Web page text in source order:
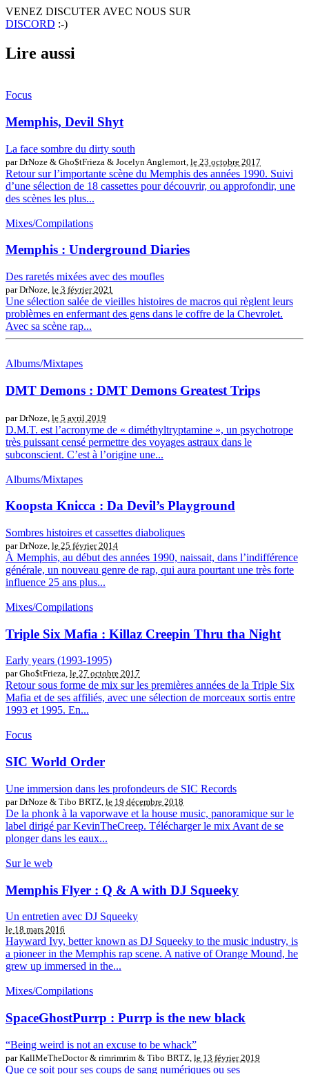
VENEZ DISCUTER AVEC NOUS SUR
DISCORD :-)
Lire aussi
Focus
Memphis, Devil Shyt
La face sombre du dirty south
par DrNoze & Gho$tFrieza & Jocelyn Anglemort, le 23 octobre 2017
Retour sur l’importante scène du Memphis des années 1990. Suivi
d’une sélection de 18 cassettes pour découvrir, ou approfondir, une
des scènes les plus...
Mixes/Compilations
Memphis : Underground Diaries
Des raretés mixées avec des moufles
par DrNoze, le 3 février 2021
Une sélection salée de vieilles histoires de macros qui règlent leurs
problèmes en enfermant des gens dans le coffre de la Chevrolet.
Avec sa scène rap...
Albums/Mixtapes
DMT Demons : DMT Demons Greatest Trips
par DrNoze, le 5 avril 2019
D.M.T. est l’acronyme de « diméthyltryptamine », un psychotrope
très puissant censé permettre des voyages astraux dans le
subconscient. C’est à l’origine une...
Albums/Mixtapes
Koopsta Knicca : Da Devil’s Playground
Sombres histoires et cassettes diaboliques
par DrNoze, le 25 février 2014
À Memphis, au début des années 1990, naissait, dans l’indifférence
générale, un nouveau genre de rap, qui aura pourtant une très forte
influence 25 ans plus...
Mixes/Compilations
Triple Six Mafia : Killaz Creepin Thru tha Night
Early years (1993-1995)
par Gho$tFrieza, le 27 octobre 2017
Retour sous forme de mix sur les premières années de la Triple Six
Mafia et de ses affiliés, avec une sélection de morceaux sortis entre
1993 et 1995. En...
Focus
SIC World Order
Une immersion dans les profondeurs de SIC Records
par DrNoze & Tibo BRTZ, le 19 décembre 2018
De la phonk à la vaporwave et la house music, panoramique sur le
label dirigé par KevinTheCreep. Télécharger le mix Avant de se
plonger dans les eaux...
Sur le web
Memphis Flyer : Q & A with DJ Squeeky
Un entretien avec DJ Squeeky
le 18 mars 2016
Hayward Ivy, better known as DJ Squeeky to the music industry, is
a pioneer in the Memphis rap scene. A native of Orange Mound, he
grew up immersed in the...
Mixes/Compilations
SpaceGhostPurrp : Purrp is the new black
“Being weird is not an excuse to be whack”
par KallMeTheDoctor & rimrimrim & Tibo BRTZ, le 13 février 2019
Que ce soit pour ses coups de sang numériques ou ses